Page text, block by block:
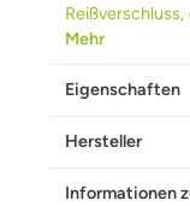
Mehr
Eigenschaften
Hersteller
Informationen